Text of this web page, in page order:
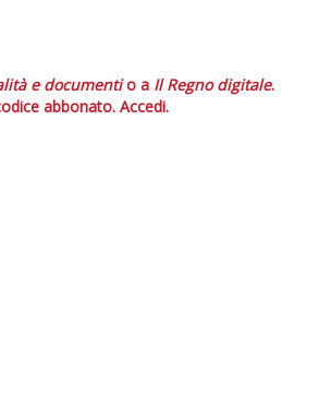
e documentio a Il Regno digitale.
abbonato. Accedi.